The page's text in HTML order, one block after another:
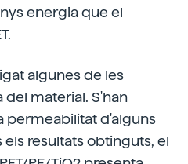
energia que el
algunes de les
material. S'han
permeabilitat d'alguns
els resultats obtinguts, el